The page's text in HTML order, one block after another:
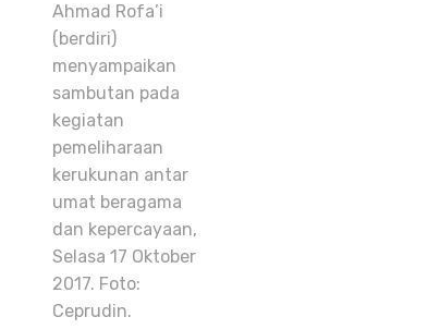
Ahmad Rofa’i
(berdiri)
menyampaikan
sambutan pada
kegiatan
pemeliharaan
kerukunan antar
umat beragama
dan kepercayaan,
Selasa 17 Oktober
2017. Foto:
Ceprudin.